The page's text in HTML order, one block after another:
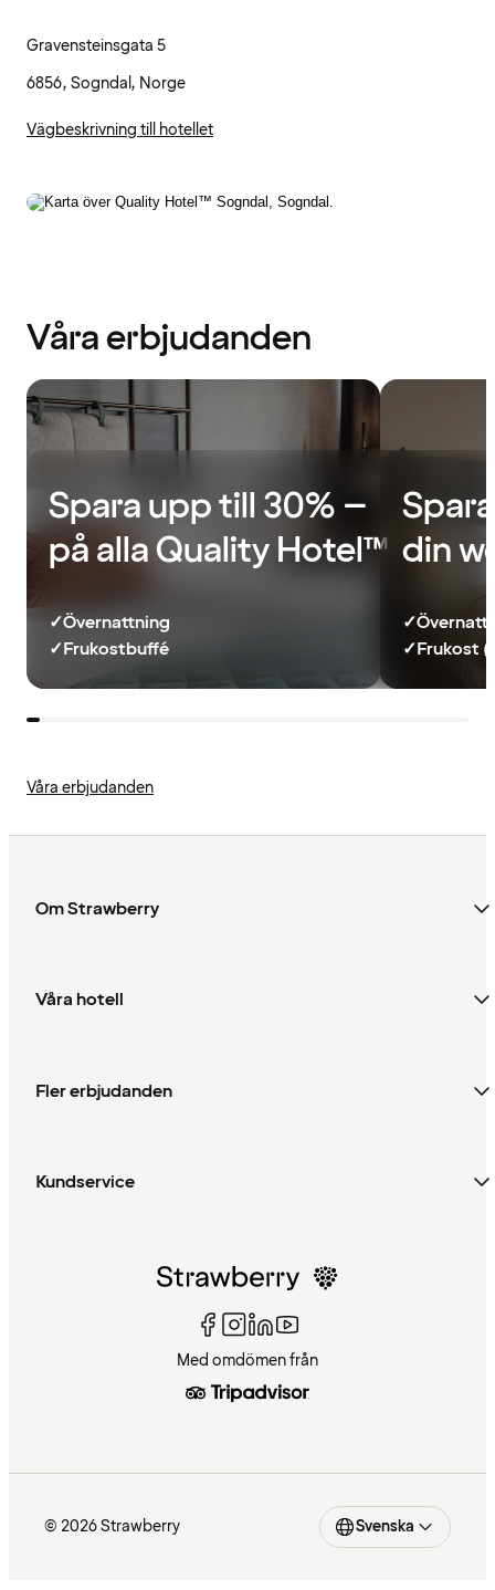
Gravensteinsgata 5
6856, Sogndal, Norge
Vägbeskrivning till hotellet
Våra erbjudanden
Spara upp till 30% –
på alla Quality Hotel™
✓Övernattning
✓Frukostbuffé
din
✓
✓Frukost
Våra erbjudanden
Om Strawberry
Våra hotell
Fler erbjudanden
Kundservice
Med omdömen från
© 2026 Strawberry Svenska